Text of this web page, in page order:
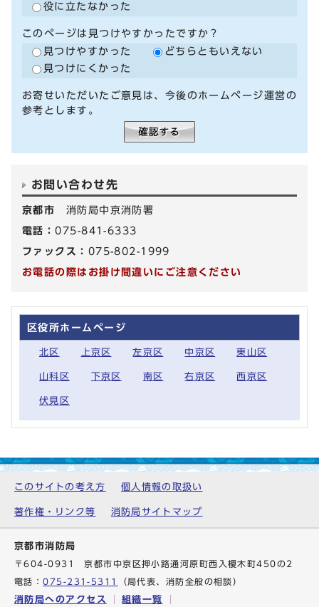
役に立たなかった
このページは見つけやすかったですか？
見つけやすかった
どちらともいえない
見つけにくかった
お寄せいただいたご意見は、今後のホームページ運営の
参考とします。
お問い合わせ先
京都市 消防局中京消防署
電話：075-841-6333
ファックス： 075-802-1999
お電話の際はお掛け間違いにご注意ください
区役所ホームページ
北区 上京区 左京区 中京区 東山区
山科区 下京区 南区 右京区 西京区
伏見区
このサイトの考え方 個人情報の取扱い
著作権・リンク等 消防局サイトマップ
京都市消防局
〒604-0931 京都市中京区押小路通河原町西入榎木町450の2
電話：075-231-5311 （局代表、消防全般の相談）
消防局へのアクセス 組織一覧